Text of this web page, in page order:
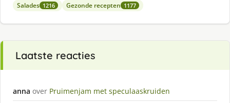
Salades 1216 Gezonde recepten 1177
Laatste reacties
anna over Pruimenjam met speculaaskruiden